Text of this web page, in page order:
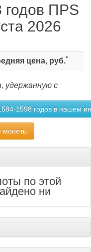
годов ПРS
2026
цена, руб.*
удержанную с
1598 годов в нашем
монеты
по этой
ни